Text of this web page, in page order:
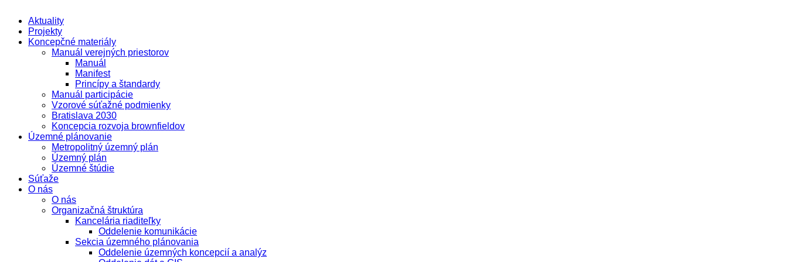
Aktuality
Projekty
Koncepčné materiály
Manuál verejných priestorov
Manuál
Manifest
Princípy a štandardy
Manuál participácie
Vzorové súťažné podmienky
Bratislava 2030
Koncepcia rozvoja brownfieldov
Územné plánovanie
Metropolitný územný plán
Územný plán
Územné štúdie
Súťaže
O nás
O nás
Organizačná štruktúra
Kancelária riaditeľky
Oddelenie komunikácie
Sekcia územného plánovania
Oddelenie územných koncepcií a analýz